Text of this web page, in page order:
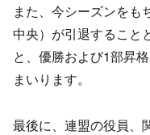
また、今シーズンをも
中央）が引退すること
と、優勝および1部昇
まいります。
最後に、連盟の役員、